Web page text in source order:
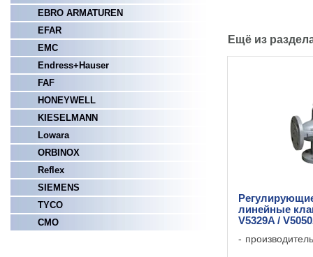
EBRO ARMATUREN
EFAR
EMC
Endress+Hauser
FAF
HONEYWELL
KIESELMANN
Lowara
ORBINOX
Reflex
SIEMENS
TYCO
СМО
Ещё из
линейные
V5329A /